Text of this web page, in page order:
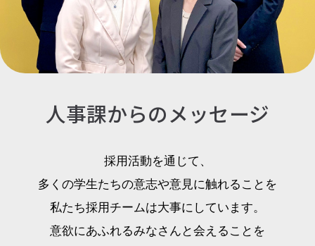
人事課からのメッセージ
採用活動を通じて、
多くの学生たちの意志や意見に触れることを
私たち採用チームは大事にしています。
意欲にあふれるみなさんと会えることを